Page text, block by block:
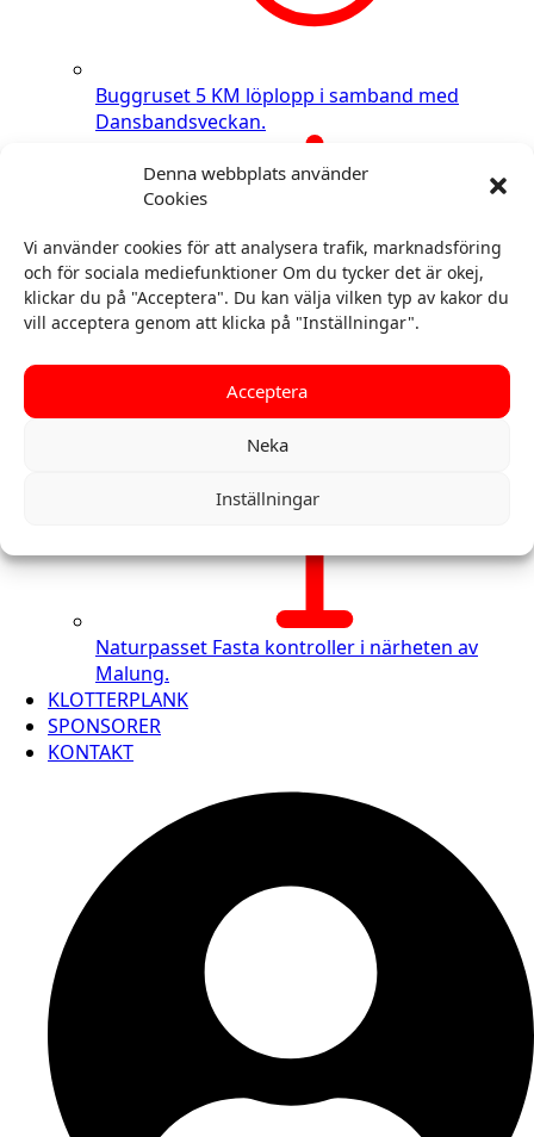
Denna webbplats använder
Cookies
Vi använder cookies för att analysera trafik, marknadsföring
och för sociala mediefunktioner Om du tycker det är okej,
klickar du på "Acceptera". Du kan välja vilken typ av kakor du
vill acceptera genom att klicka på "Inställningar".
Acceptera
Neka
Inställningar
Buggruset 5 KM löplopp i samband med
Dansbandsveckan.
Naturpasset Fasta kontroller i närheten av
Malung.
KLOTTERPLANK
SPONSORER
KONTAKT